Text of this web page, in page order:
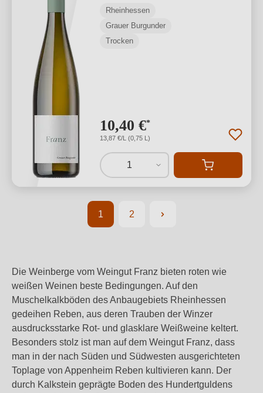
Rheinhessen
Grauer Burgunder
Trocken
10,40 €*
13,87 €/L (0,75 L)
1
Seite
1
Seite
2
Die Weinberge vom Weingut Franz bieten roten wie
weißen Weinen beste Bedingungen. Auf den
Muschelkalkböden des Anbaugebiets Rheinhessen
gedeihen Reben, aus deren Trauben der Winzer
ausdrucksstarke Rot- und glasklare Weißweine keltert.
Besonders stolz ist man auf dem Weingut Franz, dass
man in der nach Süden und Südwesten ausgerichteten
Toplage von Appenheim Reben kultivieren kann. Der
durch Kalkstein geprägte Boden des Hundertguldens